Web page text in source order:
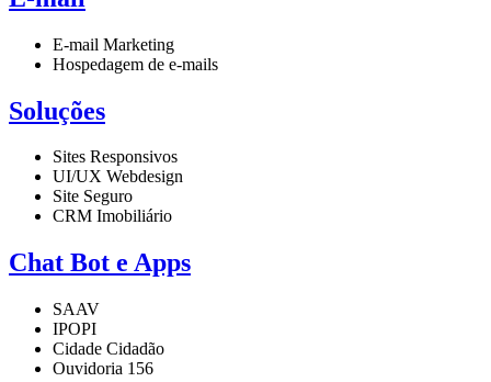
E-mail Marketing
Hospedagem de e-mails
Soluções
Sites Responsivos
UI/UX Webdesign
Site Seguro
CRM Imobiliário
Chat Bot e Apps
SAAV
IPOPI
Cidade Cidadão
Ouvidoria 156